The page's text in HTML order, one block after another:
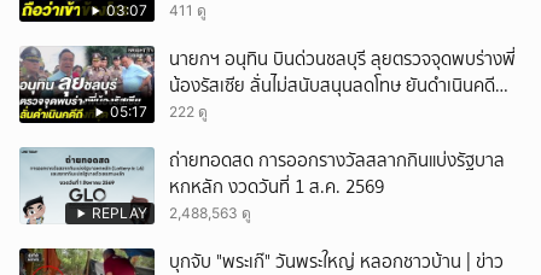
03:07 411 ดู
05:17
นายกฯ อนุทิน บินด่วนชลบุรี ลุยตรวจจุดพบร่างพี่
น้องรัสเซีย ลั่นไม่สนับสนุนลดโทษ ยันดำเนินคดี
ถึงที่สุด
222 ดู
REPLAY
ถ่ายทอดสด การออกรางวัลสลากกินแบ่งรัฐบาล
หกหลัก งวดวันที่ 1 ส.ค. 2569
2,488,563 ดู
บุกจับ "พระเก๊" วันพระใหญ่ หลอกชาวบ้าน | ข่าว